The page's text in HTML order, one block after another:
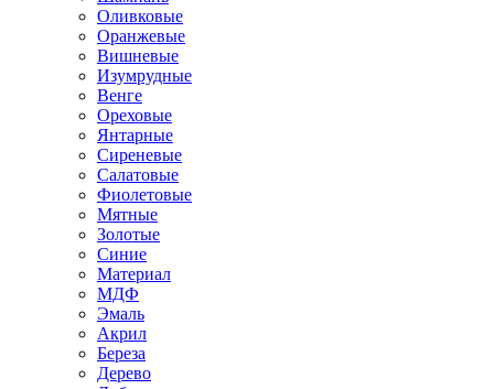
Оливковые
Оранжевые
Вишневые
Изумрудные
Венге
Ореховые
Янтарные
Сиреневые
Салатовые
Фиолетовые
Мятные
Золотые
Синие
Материал
МДФ
Эмаль
Акрил
Береза
Дерево